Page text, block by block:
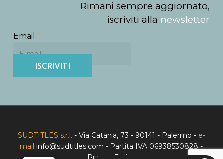
Rimani sempre aggiornato,
iscriviti alla newsletter
Email *
ISCRIVITI
SUDTITLES s.r.l. - Via Catania, 73 - 90141 - Palermo - e-
mail info@sudtitles.com - Partita IVA 06938530828 -
Privacy Policy